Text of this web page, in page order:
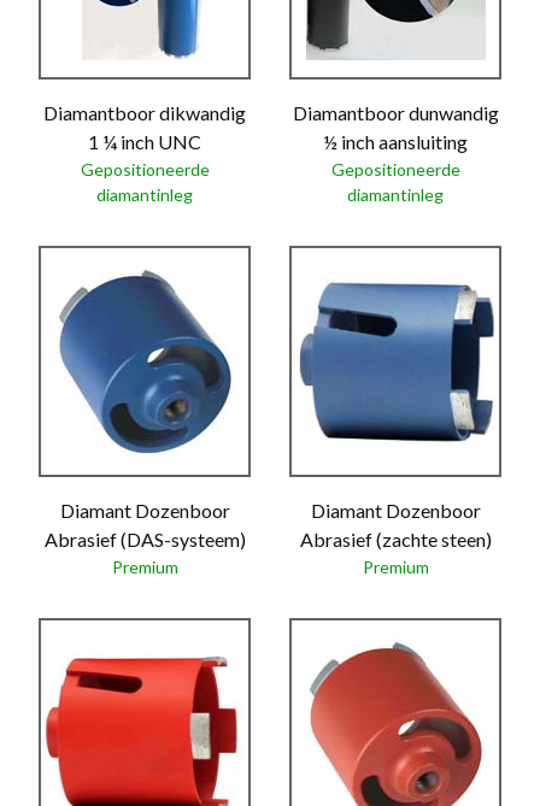
Diamantboor dikwandig
1 ¼ inch UNC
Gepositioneerde
diamantinleg
Diamantboor dunwandig
½ inch aansluiting
Gepositioneerde
diamantinleg
Diamant Dozenboor
Abrasief (DAS-systeem)
Premium
Diamant Dozenboor
Abrasief (zachte steen)
Premium